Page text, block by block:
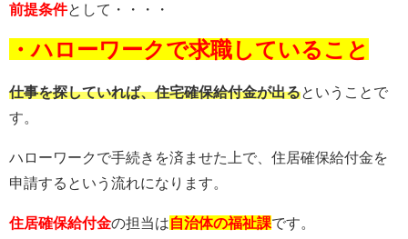
前提条件として・・・・
・ハローワークで求職していること
仕事を探していれば、住宅確保給付金が出るということで
す。
ハローワークで手続きを済ませた上で、住居確保給付金を
申請するという流れになります。
住居確保給付金の担当は自治体の福祉課です。